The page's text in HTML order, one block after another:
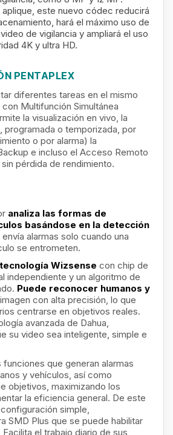
este nuevo códec reducirá
hará el máximo uso de
de vigilancia y ampliará el uso
4K y ultra HD.
PENTAPLEX
diferentes tareas en el mismo
Multifunción Simultánea
la visualización en vivo, la
programada o temporizada, por
o por alarma) la
e incluso el Acceso Remoto
pérdida de rendimiento.
analiza las formas de
basándose en la detección
envía alarmas solo cuando una
se entrometen.
tecnología Wizsense con chip de
independiente y un algoritmo de
Puede reconocer humanos y
con alta precisión, lo que
centrarse en objetivos reales.
avanzada de Dahua,
su video sea inteligente, simple e
funciones que generan alarmas
y vehículos, así como
objetivos, maximizando los
la eficiencia general. De este
simple,
SMD Plus que se puede habilitar
el trabajo diario de sus